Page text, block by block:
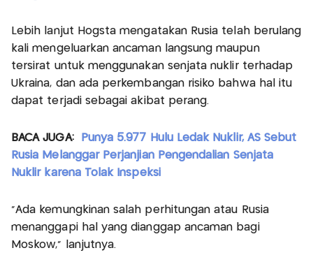
Lebih lanjut Hogsta mengatakan Rusia telah berulang
kali mengeluarkan ancaman langsung maupun
tersirat untuk menggunakan senjata nuklir terhadap
Ukraina, dan ada perkembangan risiko bahwa hal itu
dapat terjadi sebagai akibat perang.
BACA JUGA:
Punya 5.977 Hulu Ledak Nuklir, AS Sebut
Rusia Melanggar Perjanjian Pengendalian Senjata
Nuklir karena Tolak Inspeksi
“Ada kemungkinan salah perhitungan atau Rusia
menanggapi hal yang dianggap ancaman bagi
Moskow,” lanjutnya.